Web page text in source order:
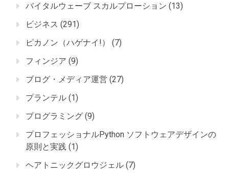
バイタルウェーブ スカルプローション (13)
ビジネス (291)
ピカノン（ハゲナイ!）
(7)
フィンジア (9)
ブログ・メディア運営 (27)
プランテル (1)
プログラミング (9)
プロフェッショナルPython ソフトウェアデザインの
原則と実践 (1)
ヘアトニックグロウジェル (7)